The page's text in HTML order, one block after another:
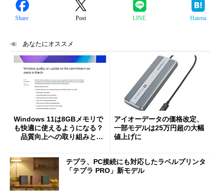
Share Post LINE Hatena
あなたにオススメ
Windows 11は8GBメモリで
も快適に使えるようになる？
品質向上への取り組みと
アイオーデータの価格改定、
一部モデルは25万円超の大幅
値上げに
テプラ、PC接続にも対応したラベルプリンタ
「テプラ PRO」新モデル